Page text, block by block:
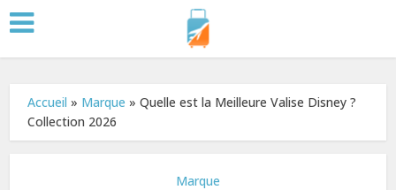
Accueil » Marque »Quelle est la Meilleure Valise Disney ?
Collection 2026
Marque